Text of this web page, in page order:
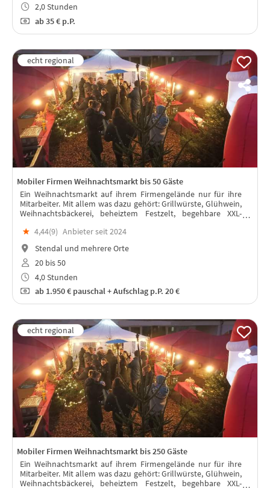
2,0 Stunden
ab35 € p.P.
Mobiler Firmen Weihnachtsmarkt bis 50 Gäste
Ein Weihnachtsmarkt auf ihrem Firmengelände nur für ihre
Mitarbeiter. Mit allem was dazu gehört: Grillwürste, Glühwein,
Weihnachtsbäckerei, beheiztem Festzelt, begehbare XXL-
★ 4,44(9) Anbieter seit 2024
Stendal und mehrere Orte
20 bis 50
4,0 Stunden
ab1.950 € pauschal + Aufschlag p.P. 20 €
Mobiler Firmen Weihnachtsmarkt bis 250 Gäste
Ein Weihnachtsmarkt auf ihrem Firmengelände nur für ihre
Mitarbeiter. Mit allem was dazu gehört: Grillwürste, Glühwein,
Weihnachtsbäckerei, beheiztem Festzelt, begehbare XXL-